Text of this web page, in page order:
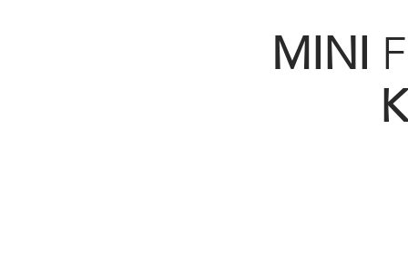
MINI